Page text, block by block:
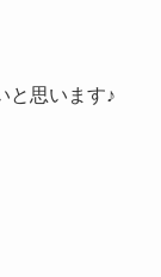
と思います♪